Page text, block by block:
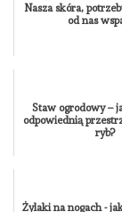
Nasza skóra,
od nas
Staw ogrodowy –
odpowiednią
ryb?
Żylaki na nogach -